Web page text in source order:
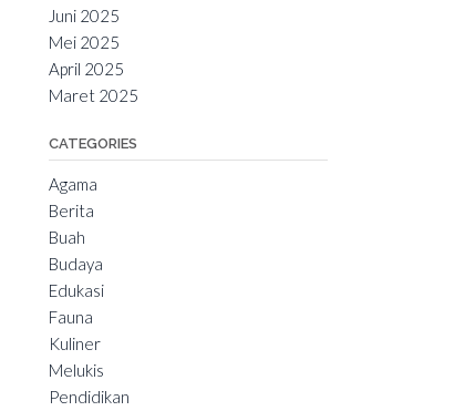
Juni 2025
Mei 2025
April 2025
Maret 2025
CATEGORIES
Agama
Berita
Buah
Budaya
Edukasi
Fauna
Kuliner
Melukis
Pendidikan